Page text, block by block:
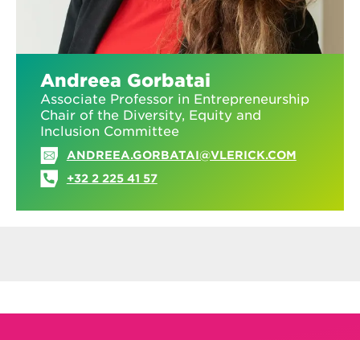
Andreea Gorbatai
Associate Professor in Entrepreneurship
Chair of the Diversity, Equity and
Inclusion Committee
ANDREEA.GORBATAI@VLERICK.COM
+32 2 225 41 57